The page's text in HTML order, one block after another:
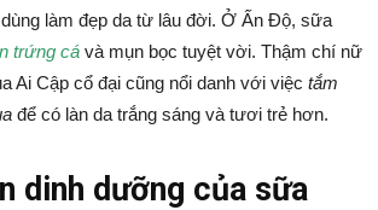
làm đẹp da từ lâu đời. Ở Ấn Độ, sữa
trứng cá và mụn bọc tuyệt vời. Thậm chí nữ
Ai Cập cổ đại cũng nổi danh với việc tắm
để có làn da trắng sáng và tươi trẻ hơn.
dinh dưỡng của sữa